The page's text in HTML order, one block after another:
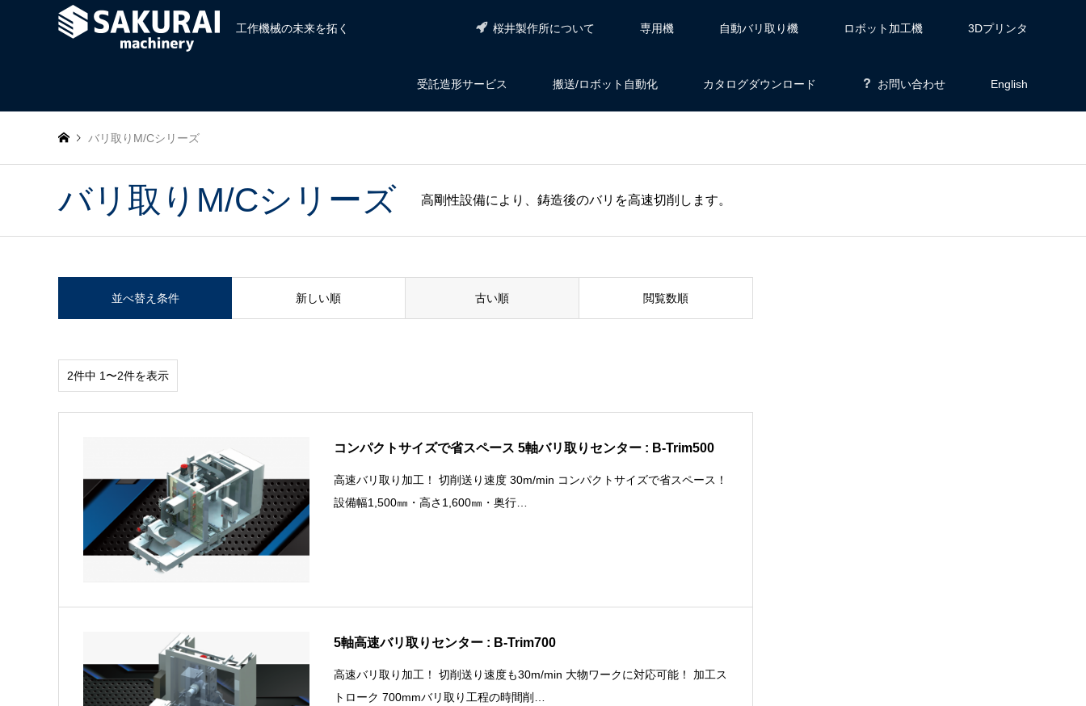
工作機械の未来を拓く 桜井製作所について 専用機 自動バリ取り機 ロボット加工機 3Dプリンタ
受託造形サービス 搬送/ロボット自動化 カタログダウンロード お問い合わせ English
バリ取りM/Cシリーズ
バリ取りM/Cシリーズ 高剛性設備により、鋳造後のバリを高速切削します。
並べ替え条件 新しい順 古い順 閲覧数順
2件中 1〜2件を表示
コンパクトサイズで省スペース 5軸バリ取りセンター : B-Trim500
高速バリ取り加工！ 切削送り速度 30m/min コンパクトサイズで省スペース！
設備幅1,500㎜・高さ1,600㎜・奥行…
5軸高速バリ取りセンター : B-Trim700
高速バリ取り加工！ 切削送り速度も30m/min 大物ワークに対応可能！ 加工ス
トローク 700mmバリ取り工程の時間削…